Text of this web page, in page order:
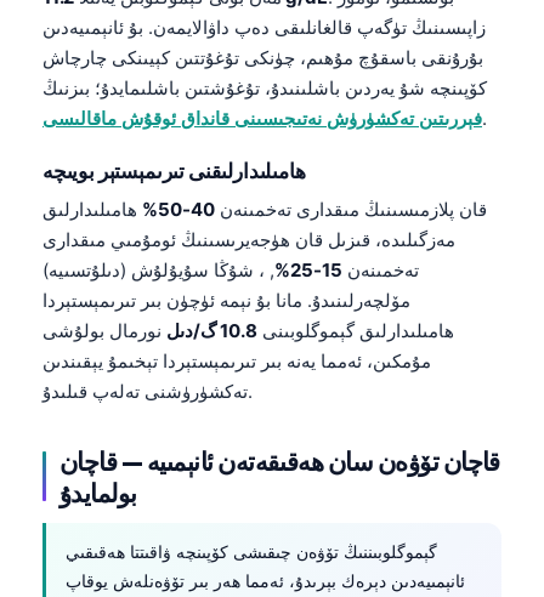
زاپىسىنىڭ تۈگەپ قالغانلىقى دەپ داۋالايمەن. بۇ ئانېمىيەدىن
بۇرۇنقى باسقۇچ مۇھىم، چۈنكى تۇغۇتتىن كېيىنكى چارچاش
كۆپىنچە شۇ يەردىن باشلىنىدۇ، تۇغۇشتىن باشلىمايدۇ؛ بىزنىڭ
فېررىتىن تەكشۈرۈش نەتىجىسىنى قانداق ئوقۇش ماقالىسى.
ھامىلىدارلىقنى تىرىمېستېر بويىچە
قان پلازمىسىنىڭ مىقدارى تەخمىنەن 40-50%
ھامىلىدارلىق
مەزگىلىدە، قىزىل قان ھۈجەيرىسىنىڭ ئومۇمىي مىقدارى
تەخمىنەن 15-25%
, ، شۇڭا سۇيۇلۇش (دىلۇتسىيە)
مۆلچەرلىنىدۇ. مانا بۇ نېمە ئۈچۈن بىر تىرىمېستېردا
ھامىلىدارلىق گېموگلوبىنى 10.8 گ/دىل
نورمال بولۇشى
مۇمكىن، ئەمما يەنە بىر تىرىمېستېردا تېخىمۇ يېقىندىن
تەكشۈرۈشنى تەلەپ قىلىدۇ.
قاچان تۆۋەن سان ھەقىقەتەن ئانېمىيە — قاچان
بولمايدۇ
گېموگلوبىننىڭ تۆۋەن چىقىشى كۆپىنچە ۋاقىتتا ھەقىقىي
ئانېمىيەدىن دېرەك بېرىدۇ، ئەمما ھەر بىر تۆۋەنلەش يوقاپ